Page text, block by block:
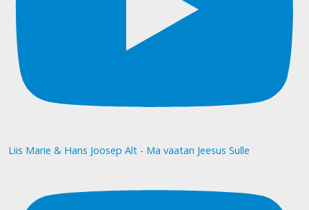
Liis Marie & Hans Joosep Alt - Ma vaatan Jeesus Sulle